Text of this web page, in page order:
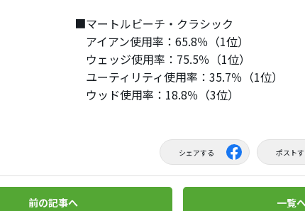
■マートルビーチ・クラシック
アイアン使用率：65.8％（1位）
ウェッジ使用率：75.5％（1位）
ユーティリティ使用率：35.7％（1位）
ウッド使用率：18.8％（3位）
シェアする ポスト
前の記事へ 一覧